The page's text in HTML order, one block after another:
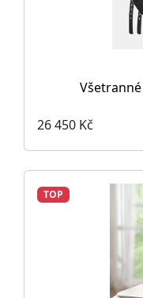
26 450 Kč
TOP